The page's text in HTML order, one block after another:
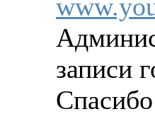
записи